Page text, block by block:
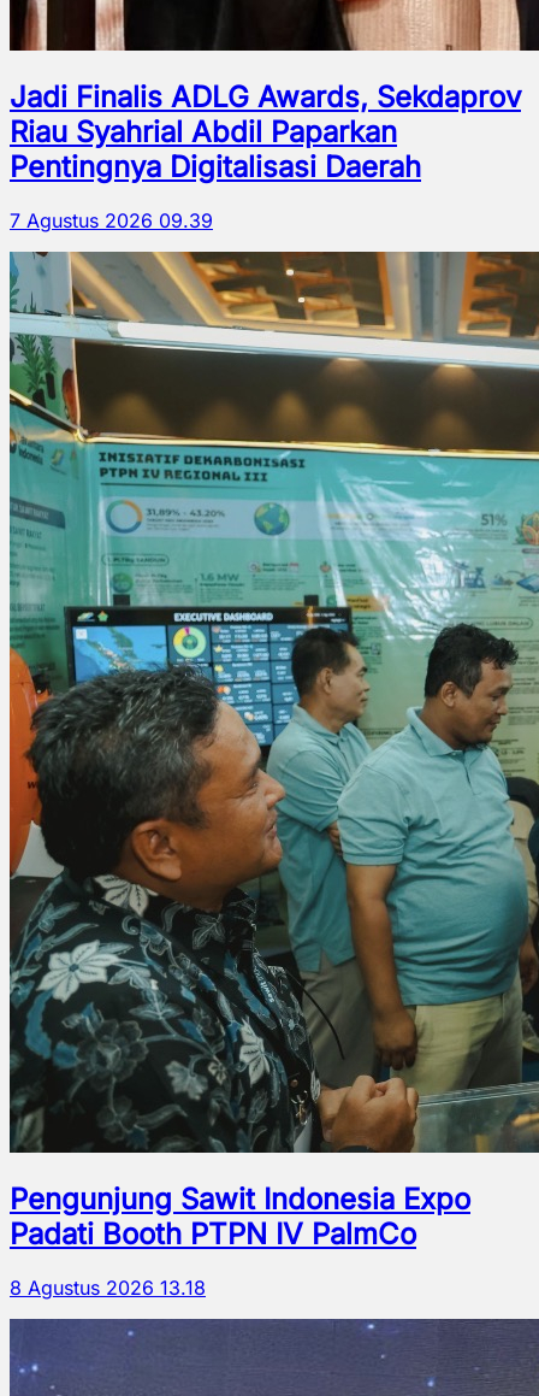
Jadi Finalis ADLG Awards, Sekdaprov
Riau Syahrial Abdil Paparkan
Pentingnya Digitalisasi Daerah
7 Agustus 2026 09.39
Pengunjung Sawit Indonesia Expo
Padati Booth PTPN IV PalmCo
8 Agustus 2026 13.18